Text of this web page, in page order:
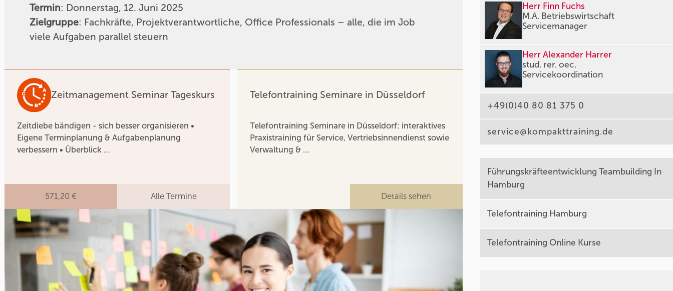
Termin: Donnerstag, 12. Juni 2025
Zielgruppe: Fachkräfte, Projektverantwortliche, Office Professionals – alle, die im Job
viele Aufgaben parallel steuern
Zeitmanagement Seminar Tageskurs
Zeitdiebe bändigen - sich besser organisieren •
Eigene Terminplanung & Aufgabenplanung
verbessern • Überblick …
571,20 € Alle Termine
Telefontraining Seminare in Düsseldorf
Telefontraining Seminare in Düsseldorf: interaktives
Praxistraining für Service, Vertriebsinnendienst sowie
Verwaltung & …
Details sehen
Herr Finn Fuchs
M.A. Betriebswirtschaft
Servicemanager
Herr Alexander Harrer
stud. rer. oec.
Servicekoordination
+49(0)40 80 81 375 0
service@kompakttraining.de
Führungskräfteentwicklung Teambuilding In
Hamburg
Telefontraining Hamburg
Telefontraining Online Kurse